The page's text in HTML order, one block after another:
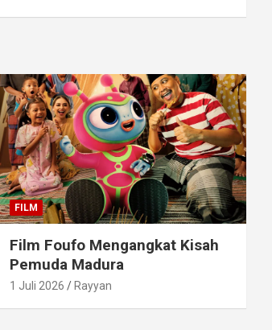
FILM
Film Foufo Mengangkat Kisah
Pemuda Madura
1 Juli 2026 Rayyan